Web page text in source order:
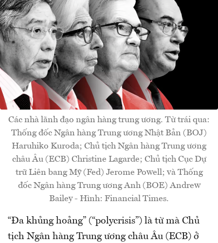
Các nhà lãnh đạo ngân hàng trung ương. Từ trái qua:
Thống đốc Ngân hàng Trung ương Nhật Bản (BOJ)
Haruhiko Kuroda; Chủ tịch Ngân hàng Trung ương
châu Âu (ECB) Christine Lagarde; Chủ tịch Cục Dự
trữ Liên bang Mỹ (Fed) Jerome Powell; và Thống
đốc Ngân hàng Trung ương Anh (BOE) Andrew
Bailey - Hình: Financial Times.
“Đa khủng hoảng” (“polycrisis”) là từ mà Chủ
tịch Ngân hàng Trung ương châu Âu (ECB) ở